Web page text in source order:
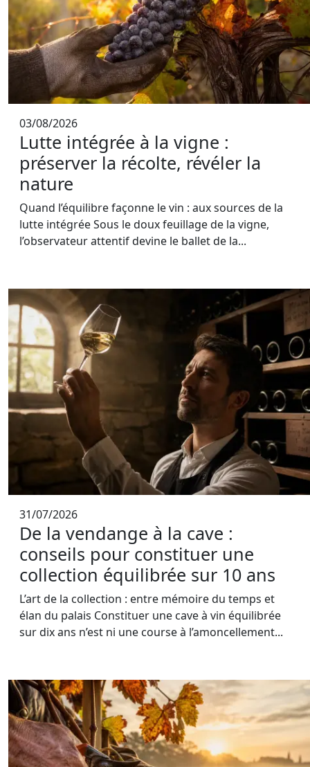
03/08/2026
Lutte intégrée à la vigne :
préserver la récolte, révéler la
nature
Quand l’équilibre façonne le vin : aux sources de la
lutte intégrée Sous le doux feuillage de la vigne,
l’observateur attentif devine le ballet de la...
31/07/2026
De la vendange à la cave :
conseils pour constituer une
collection équilibrée sur 10 ans
L’art de la collection : entre mémoire du temps et
élan du palais Constituer une cave à vin équilibrée
sur dix ans n’est ni une course à l’amoncellement...